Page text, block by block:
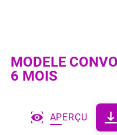
MODELE
6 MOIS
APERÇU